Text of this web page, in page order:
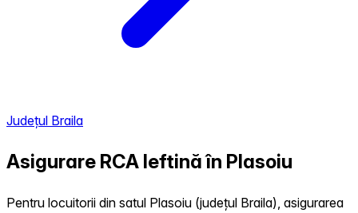
Județul Braila
Asigurare RCA Ieftină în Plasoiu
Pentru locuitorii din satul Plasoiu (județul Braila), asigurarea